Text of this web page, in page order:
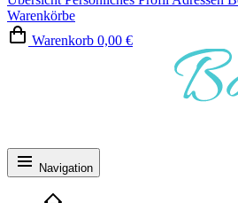
Warenkörbe
Warenkorb 0,00 €
Navigation